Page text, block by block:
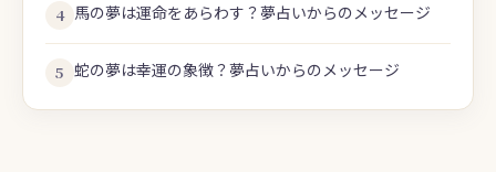
4 馬の夢は運命をあらわす？夢占いからのメッセージ
5 蛇の夢は幸運の象徴？夢占いからのメッセージ